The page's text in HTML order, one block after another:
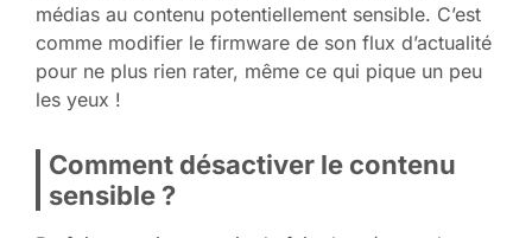
médias au contenu potentiellement sensible. C’est
comme modifier le firmware de son flux d’actualité
pour ne plus rien rater, même ce qui pique un peu
les yeux !
Comment désactiver le contenu
sensible ?